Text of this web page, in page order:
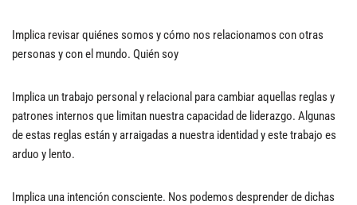
Implica revisar quiénes somos y cómo nos relacionamos con otras
personas y con el mundo. Quién soy
Implica un trabajo personal y relacional para cambiar aquellas reglas y
patrones internos que limitan nuestra capacidad de liderazgo. Algunas
de estas reglas están y arraigadas a nuestra identidad y este trabajo es
arduo y lento.
Implica una intención consciente. Nos podemos desprender de dichas